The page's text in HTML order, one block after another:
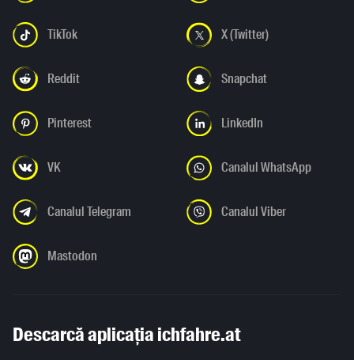
TikTok X (Twitter)
Reddit Snapchat
Pinterest LinkedIn
VK Canalul WhatsApp
Canalul Telegram Canalul Viber
Mastodon
Descarcă aplicația ichfahre.at